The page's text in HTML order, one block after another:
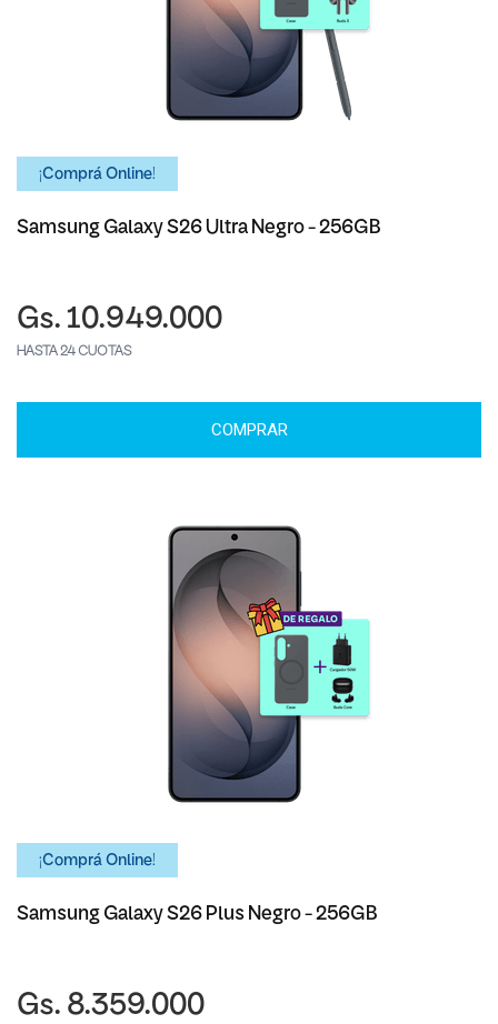
¡Comprá Online!
Samsung Galaxy S26 Ultra Negro - 256GB
Gs. 10.949.000
HASTA 24 CUOTAS
COMPRAR
¡Comprá Online!
Samsung Galaxy S26 Plus Negro - 256GB
Gs. 8.359.000